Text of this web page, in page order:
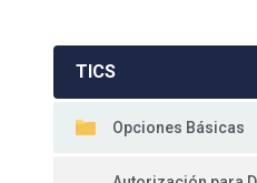
TICS
Opciones Básicas